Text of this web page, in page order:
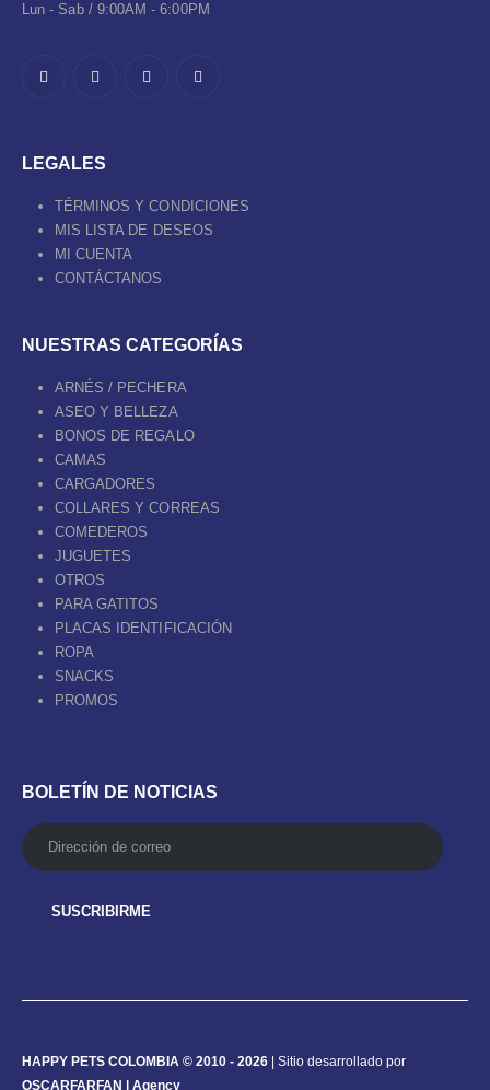
Lun - Sab / 9:00AM - 6:00PM
LEGALES
TÉRMINOS Y CONDICIONES
MIS LISTA DE DESEOS
MI CUENTA
CONTÁCTANOS
NUESTRAS CATEGORÍAS
ARNÉS / PECHERA
ASEO Y BELLEZA
BONOS DE REGALO
CAMAS
CARGADORES
COLLARES Y CORREAS
COMEDEROS
JUGUETES
OTROS
PARA GATITOS
PLACAS IDENTIFICACIÓN
ROPA
SNACKS
PROMOS
BOLETÍN DE NOTICIAS
HAPPY PETS COLOMBIA © 2010 - 2026 | Sitio desarrollado por
OSCARFARFAN | Agency